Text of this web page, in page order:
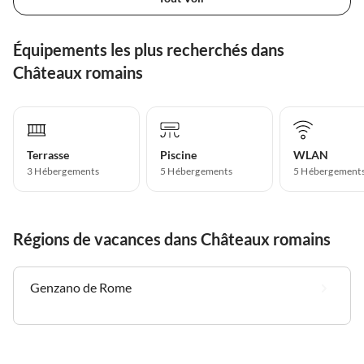
Équipements les plus recherchés dans
Châteaux romains
Terrasse
3 Hébergements
Piscine
5 Hébergements
WLAN
5
Régions de vacances dans Châteaux romains
Genzano de Rome